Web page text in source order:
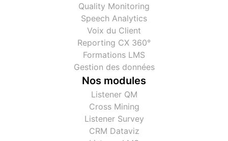
Quality Monitoring
Speech Analytics
Voix du Client
Reporting CX 360°
Formations LMS
Gestion des données
Nos modules
Listener QM
Cross Mining
Listener Survey
CRM Dataviz